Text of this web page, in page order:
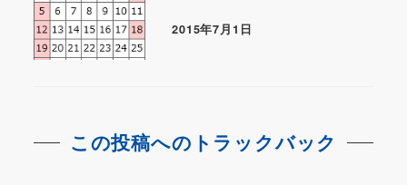
2015年7月1日
この投稿へのトラックバック